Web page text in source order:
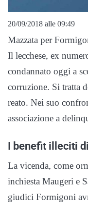
20/09/2018 alle 09:49
Mazzata per
Il lecchese, ex
condannato oggi a
corruzione. Si tratta
reato. Nei suo
associazione a
I benefit illeciti
La vicenda, come
inchiesta Maugeri e
giudici Formigoni